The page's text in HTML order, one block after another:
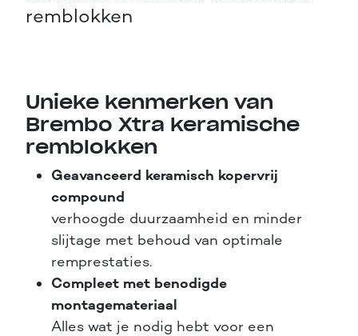
remblokken
Unieke kenmerken van
Brembo Xtra keramische
remblokken
Geavanceerd keramisch kopervrij
compound
verhoogde duurzaamheid en minder
slijtage met behoud van optimale
remprestaties.
Compleet met benodigde
montagemateriaal
Alles wat je nodig hebt voor een